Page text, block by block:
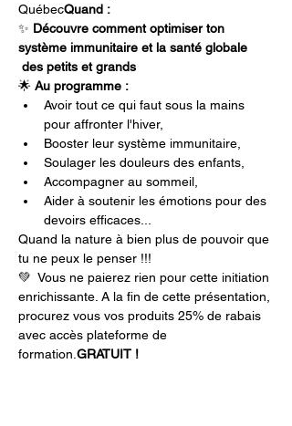
QuébecQuand :
✨ Découvre comment optimiser ton
système immunitaire et la santé globale
des petits et grands
🌟 Au programme :
Avoir tout ce qui faut sous la mains
pour affronter l'hiver,
Booster leur système immunitaire,
Soulager les douleurs des enfants,
Accompagner au sommeil,
Aider à soutenir les émotions pour des
devoirs efficaces...
Quand la nature à bien plus de pouvoir que
tu ne peux le penser !!!
💚 Vous ne paierez rien pour cette initiation
enrichissante. A la fin de cette présentation,
procurez vous vos produits 25% de rabais
avec accès plateforme de
formation. GRATUIT !